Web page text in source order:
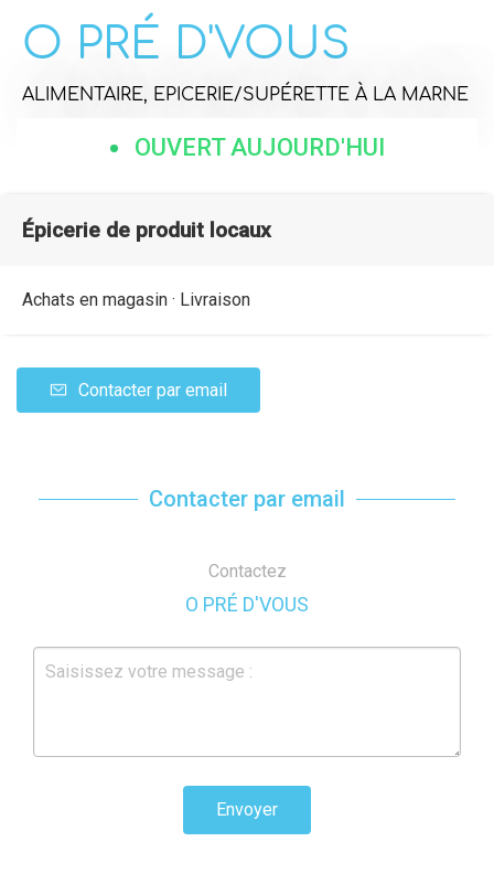
O PRÉ D'VOUS
ALIMENTAIRE, EPICERIE/SUPÉRETTE À LA MARNE
OUVERT AUJOURD'HUI
Épicerie de produit locaux
Achats en magasin · Livraison
Contacter par email
Contacter par email
Contactez
O PRÉ D'VOUS
Envoyer